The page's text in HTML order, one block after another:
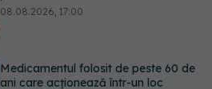
Medicamentul folosit de peste 60 de